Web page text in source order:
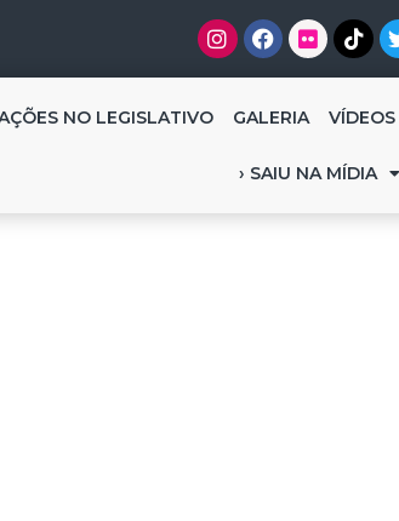
NO LEGISLATIVO GALERIA VÍDEOS
› SAIU NA MÍDIA